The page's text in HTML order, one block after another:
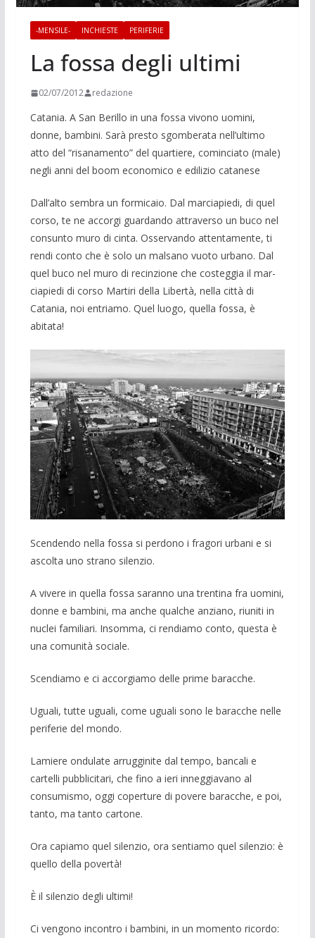
-MENSILE- INCHIESTE PERIFERIE
La fossa degli ultimi
02/07/2012 redazione
Catania. A San Berillo in una fossa vivono uomini,
donne, bambi­ni. Sarà presto sgom­berata nell’ultimo
atto del “risanamento” del quartiere, cominciato (male)
negli anni del boom economico e edilizio catanese
Dall’alto sembra un formicaio. Dal marciapiedi, di quel
corso, te ne accor­gi guardando attraverso un buco nel
con­sunto muro di cinta. Osservando attenta­mente, ti
rendi conto che è solo un mal­sano vuoto urbano. Dal
quel buco nel muro di recinzione che co­steggia il mar­
ciapiedi di corso Martiri della Libertà, nella città di
Catania, noi entriamo. Quel luogo, quella fossa, è
abitata!
Scendendo nella fossa si perdono i fragori urbani e si
ascolta uno strano si­lenzio.
A vivere in quella fossa saranno una trentina fra uomini,
donne e bambini, ma anche qualche anziano, riuniti in
nuclei familiari. Insomma, ci rendiamo conto, questa è
una comunità sociale.
Scendiamo e ci accorgiamo delle pri­me baracche.
Uguali, tutte uguali, come uguali sono le baracche nelle
periferie del mondo.
Lamiere ondulate arrugginite dal tem­po, bancali e
cartelli pubblicitari, che fino a ieri inneggiavano al
consumismo, oggi coperture di povere baracche, e poi,
tanto, ma tanto cartone.
Ora capiamo quel silenzio, ora sentia­mo quel silenzio: è
quello della povertà!
È il silenzio degli ultimi!
Ci vengono incontro i bambini, in un momento ricordo: